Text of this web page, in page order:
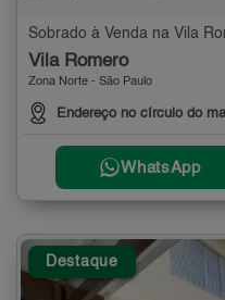
Sobrado à Venda na Vila
Vila Romero
Zona Norte - São Paulo
Endereço no círculo do
WhatsApp
Destaque